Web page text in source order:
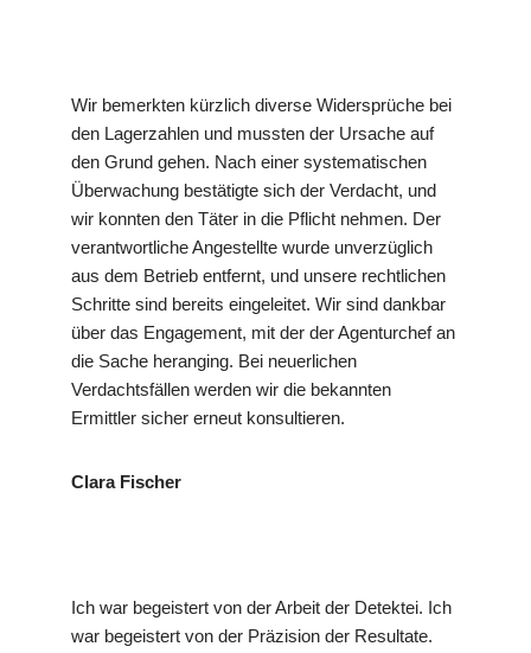
Wir bemerkten kürzlich diverse Widersprüche bei
den Lagerzahlen und mussten der Ursache auf
den Grund gehen. Nach einer systematischen
Überwachung bestätigte sich der Verdacht, und
wir konnten den Täter in die Pflicht nehmen. Der
verantwortliche Angestellte wurde unverzüglich
aus dem Betrieb entfernt, und unsere rechtlichen
Schritte sind bereits eingeleitet. Wir sind dankbar
über das Engagement, mit der der Agenturchef an
die Sache heranging. Bei neuerlichen
Verdachtsfällen werden wir die bekannten
Ermittler sicher erneut konsultieren.
Clara Fischer
Ich war begeistert von der Arbeit der Detektei. Ich
war begeistert von der Präzision der Resultate.